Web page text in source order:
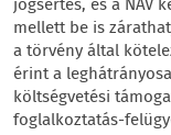
jogsértés, és a NAV
mellett be is
a törvény által
érint a
költségvetési
foglalkoztatás-